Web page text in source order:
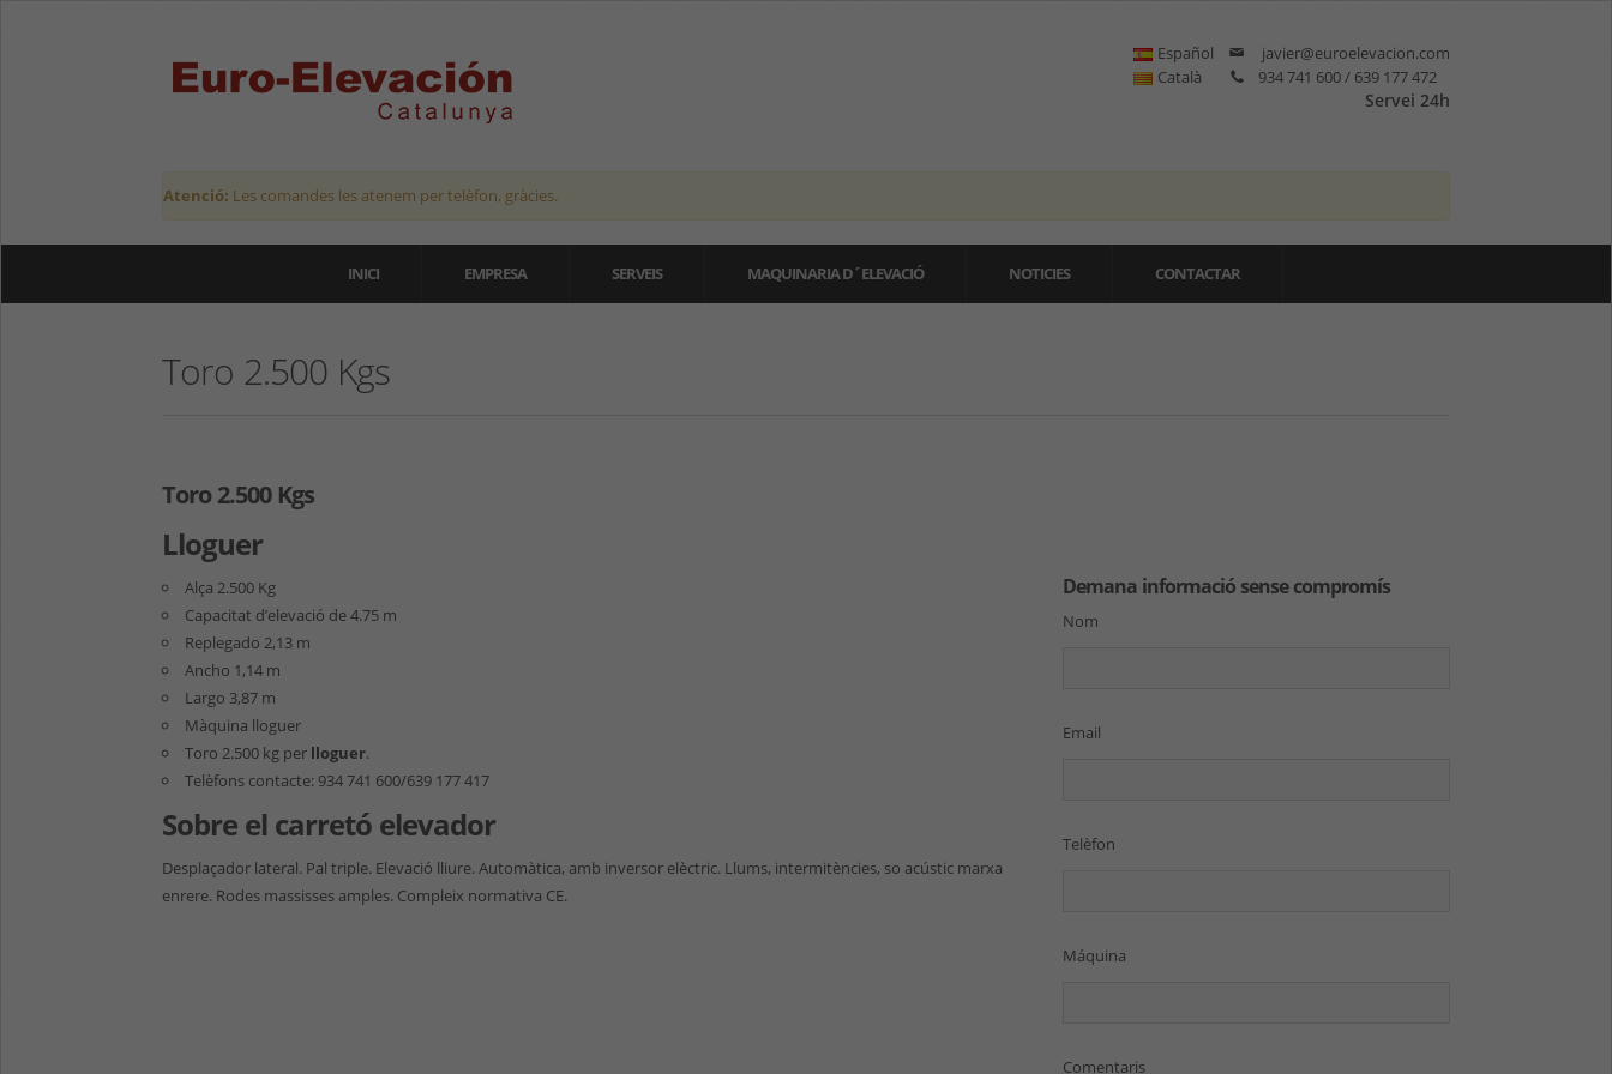
javier@euroelevacion.com
934 741 600 / 639 177 472
Servei 24h
Español
Català
Atenció: Les comandes les atenem per telèfon, gràcies.
INICI EMPRESA SERVEIS MAQUINARIA D´ELEVACIÓ NOTICIES CONTACTAR
Toro 2.500 Kgs
Toro 2.500 Kgs
Lloguer
Alça 2.500 Kg
Capacitat d’elevació de 4.75 m
Replegado 2,13 m
Ancho 1,14 m
Largo 3,87 m
Màquina lloguer
Toro 2.500 kg per lloguer.
Telèfons contacte: 934 741 600/639 177 417
Sobre el carretó elevador
Desplaçador lateral. Pal triple. Elevació lliure. Automàtica, amb inversor elèctric. Llums, intermitències, so acústic marxa
enrere. Rodes massisses amples. Compleix normativa CE.
Demana informació sense compromís
Nom
Email
Telèfon
Máquina
Comentaris